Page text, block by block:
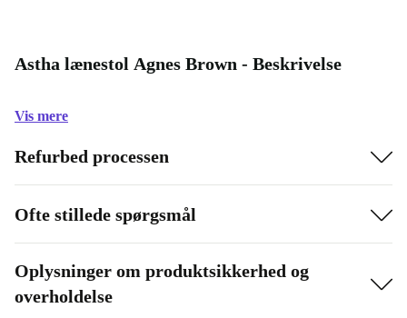
Astha lænestol Agnes Brown - Beskrivelse
Vis mere
Refurbed processen
Ofte stillede spørgsmål
Oplysninger om produktsikkerhed og
overholdelse